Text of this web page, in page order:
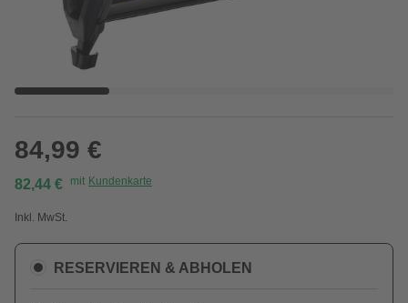
84,99 €
82,44 € mit Kundenkarte
Inkl. MwSt.
RESERVIEREN & ABHOLEN